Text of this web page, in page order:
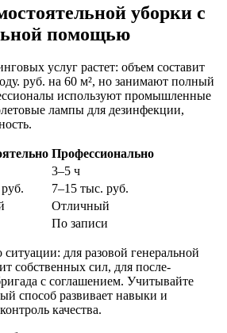
уборки с
помощью
услуг растет: объем составит
руб. на 60 м², но занимают полный
используют промышленные
лампы для дезинфекции,
Профессионально
3–5 ч
7–15 тыс. руб.
Отличный
По записи
для разовой генеральной
собственных сил, для после-
с соглашением. Учитывайте
способ развивает навыки и
качества.